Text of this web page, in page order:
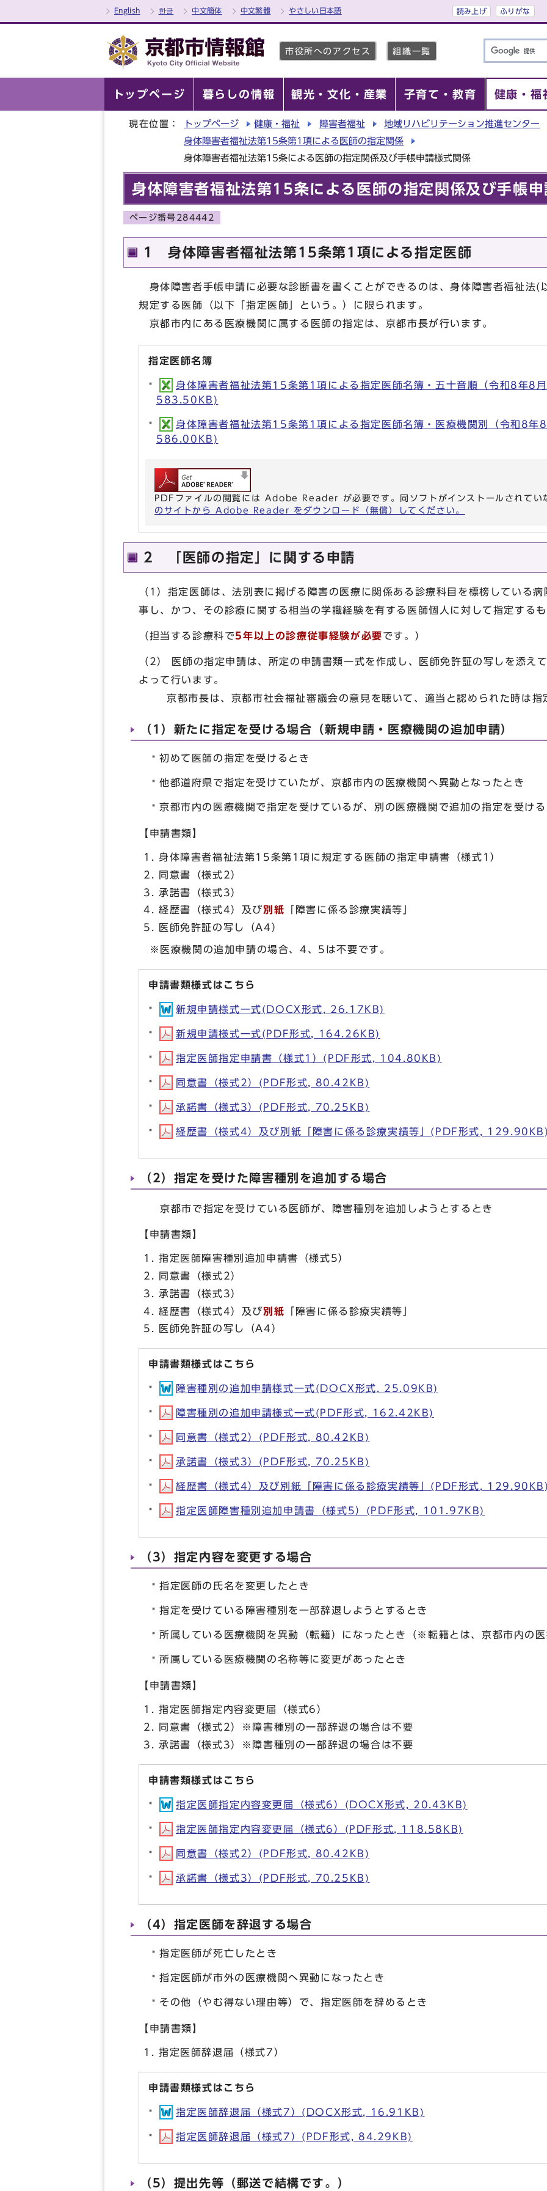
English 한글 中文簡体 中文繁體 やさしい日本語 読み上げ ふりがな
市役所へのアクセス 組織一覧
トップページ 暮らしの情報 観光・文化・産業 子育て・教育 健康・福
現在位置： トップページ 健康・福祉 障害者福祉
地域リハビリテーション推進センター
身体障害者福祉法第15条第1項による医師の指定関係
身体障害者福祉法第15条による医師の指定関係及び手帳申請様式関係
身体障害者福祉法第15条による医師の指定関係及び手帳
ページ番号284442
1 身体障害者福祉法第15条第1項による指定医師
身体障害者手帳申請に必要な診断書を書くことができるのは、身体障害者福祉法(
規定する医師（以下「指定医師」という。）に限られます。
京都市内にある医療機関に属する医師の指定は、京都市長が行います。
指定医師名簿
身体障害者福祉法第15条第1項による指定医師名簿・五十音順（令和8年8
583.50KB)
身体障害者福祉法第15条第1項による指定医師名簿・医療機関別（令和8年
586.00KB)
PDFファイルの閲覧には Adobe Reader が必要です。同ソフトがインストールされてい
のサイトから Adobe Reader をダウンロード（無償）してください。
2 「医師の指定」に関する申請
（1）指定医師は、法別表に掲げる障害の医療に関係ある診療科目を標榜している
事し、かつ、その診療に関する相当の学識経験を有する医師個人に対して指定する
（担当する診療科で5年以上の診療従事経験が必要です。）
（2） 医師の指定申請は、所定の申請書類一式を作成し、医師免許証の写しを添え
よって行います。
京都市長は、京都市社会福祉審議会の意見を聴いて、適当と認められた時は指
（1）新たに指定を受ける場合（新規申請・医療機関の追加申請）
初めて医師の指定を受けるとき
他都道府県で指定を受けていたが、京都市内の医療機関へ異動となったとき
京都市内の医療機関で指定を受けているが、別の医療機関で追加の指定を受け
【申請書類】
身体障害者福祉法第15条第1項に規定する医師の指定申請書（様式1）
同意書（様式2）
承諾書（様式3）
経歴書（様式4）及び別紙 「障害に係る診療実績等」
医師免許証の写し（A4）
※医療機関の追加申請の場合、4、5は不要です。
申請書類様式はこちら
新規申請様式一式(DOCX形式, 26.17KB)
新規申請様式一式(PDF形式, 164.26KB)
指定医師指定申請書（様式1）(PDF形式, 104.80KB)
同意書（様式2）(PDF形式, 80.42KB)
承諾書（様式3）(PDF形式, 70.25KB)
経歴書（様式4）及び別紙「障害に係る診療実績等」(PDF形式,
（2）指定を受けた障害種別を追加する場合
京都市で指定を受けている医師が、障害種別を追加しようとするとき
【申請書類】
指定医師障害種別追加申請書（様式5）
同意書（様式2）
承諾書（様式3）
経歴書（様式4）及び別紙 「障害に係る診療実績等」
医師免許証の写し（A4）
申請書類様式はこちら
障害種別の追加申請様式一式(DOCX形式, 25.09KB)
障害種別の追加申請様式一式(PDF形式, 162.42KB)
同意書（様式2）(PDF形式, 80.42KB)
承諾書（様式3）(PDF形式, 70.25KB)
経歴書（様式4）及び別紙「障害に係る診療実績等」(PDF形式,
指定医師障害種別追加申請書（様式5）(PDF形式, 101.97KB)
（3）指定内容を変更する場合
指定医師の氏名を変更したとき
指定を受けている障害種別を一部辞退しようとするとき
所属している医療機関を異動（転籍）になったとき（※転籍とは、京都市内の
所属している医療機関の名称等に変更があったとき
【申請書類】
指定医師指定内容変更届（様式6）
同意書（様式2）※障害種別の一部辞退の場合は不要
承諾書（様式3）※障害種別の一部辞退の場合は不要
申請書類様式はこちら
指定医師指定内容変更届（様式6）(DOCX形式, 20.43KB)
指定医師指定内容変更届（様式6）(PDF形式, 118.58KB)
同意書（様式2）(PDF形式, 80.42KB)
承諾書（様式3）(PDF形式, 70.25KB)
（4）指定医師を辞退する場合
指定医師が死亡したとき
指定医師が市外の医療機関へ異動になったとき
その他（やむ得ない理由等）で、指定医師を辞めるとき
【申請書類】
指定医師辞退届（様式7）
申請書類様式はこちら
指定医師辞退届（様式7）(DOCX形式, 16.91KB)
指定医師辞退届（様式7）(PDF形式, 84.29KB)
（5）提出先等（郵送で結構です。）